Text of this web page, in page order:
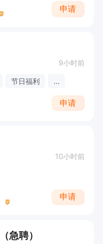
申请
9小时前
节日福利 ...
申请
10小时前
申请
急聘）